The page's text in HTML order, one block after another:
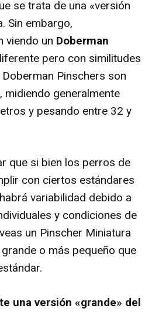
se trata de una «versión
Sin embargo,
viendo un Doberman
pero con similitudes
Pinschers son
midiendo generalmente
y pesando entre 32 y
que si bien los perros de
con ciertos estándares
variabilidad debido a
y condiciones de
un Pinscher Miniatura
o más pequeño que
una versión «grande» del